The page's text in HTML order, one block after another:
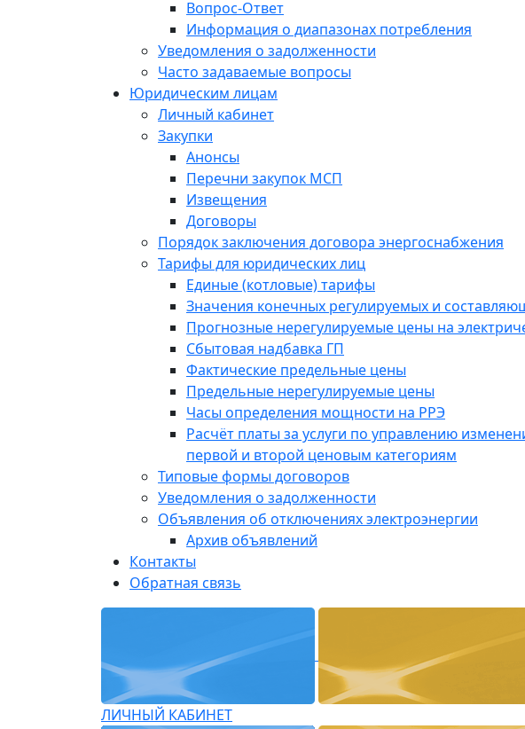
Вопрос-Ответ
Информация о диапазонах потребления
Уведомления о задолженности
Часто задаваемые вопросы
Юридическим лицам
Личный кабинет
Закупки
Анонсы
Перечни закупок МСП
Извещения
Договоры
Порядок заключения договора энергоснабжения
Тарифы для юридических лиц
Единые (котловые) тарифы
Значения конечных регулируемых и
Прогнозные нерегулируемые цены на
Сбытовая надбавка ГП
Фактические предельные цены
Предельные нерегулируемые цены
Часы определения мощности на РРЭ
Расчёт платы за услуги по управлению
первой и второй ценовым категориям
Типовые формы договоров
Уведомления о задолженности
Объявления об отключениях электроэнергии
Архив объявлений
Контакты
Обратная связь
ЛИЧНЫЙ КАБИНЕТ